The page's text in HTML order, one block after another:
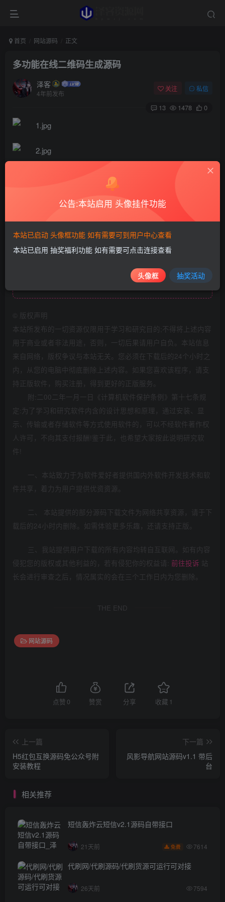
首页 网站源码 正文
多功能在线二维码生成源码
泽客
4年前发布
关注 私信
13 1478 0
上传即可使用，可以把电子名片、文本、wifi网络、电子
邮件、短信、电话号码、网址等信息生成对应的二维码图
此处内容已隐藏，请评论后刷新页面查看.
版权声明
本站所发布的一切资源仅限用于学习和研究目的;不得将上述内容
用于商业或者非法用途，否则，一切后果请用户自负。本站信息
来自网络，版权争议与本站无关。您必须在下载后的24个小时之
内，从您的电脑中彻底删除上述内容。如果您喜欢该程序，请支
持正版软件，购买注册，得到更好的正版服务。
附:二00二年一月一日《计算机软件保护条例》第十七条规
定:为了学习和研究软件内含的设计思想和原理，通过安装、显
示、传输或者存储软件等方式使用软件的，可以不经软件著作权
人许可，不向其支付报酬!鉴于此，也希望大家按此说明研究软
件!
一、本站致力于为软件爱好者提供国内外软件开发技术和软
件共享，着力为用户提供优资资源。
二、 本站提供的部分源码下载文件为网络共享资源，请于下
载后的24小时内删除。如需体验更多乐趣，还请支持正版。
三、我站提供用户下载的所有内容均转自互联网。如有内容
侵犯您的版权或其他利益的，若有侵犯你的权益请: 前往投诉 站
长会进行审查之后，情况属实的会在三个工作日内为您删除。
THE END
网站源码
点赞 0 赞赏 分享 收藏 1
上一篇
H5红包互换源码免公众号附
安装教程
下一篇
风影导航网站源码v1.1 带后
台
相关推荐
短信轰炸云短信v2.1源码自带接口
21天前 免费 7614
代刷网/代刷源码/代刷货源可运行可对接
26天前 7594
公告:本站启用 头像挂件功能
本站已启动 头像框功能 如有需要可到用户中心查看
本站已启用 抽奖福利功能 如有需要可点击连接查看
头像框 抽奖活动